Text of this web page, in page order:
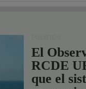
El
RCDE
que el